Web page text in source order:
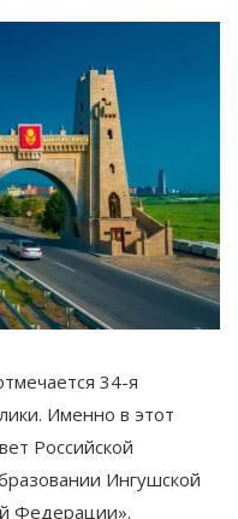
34-я
Именно в этот
Российской
Ингушской
Федерации».